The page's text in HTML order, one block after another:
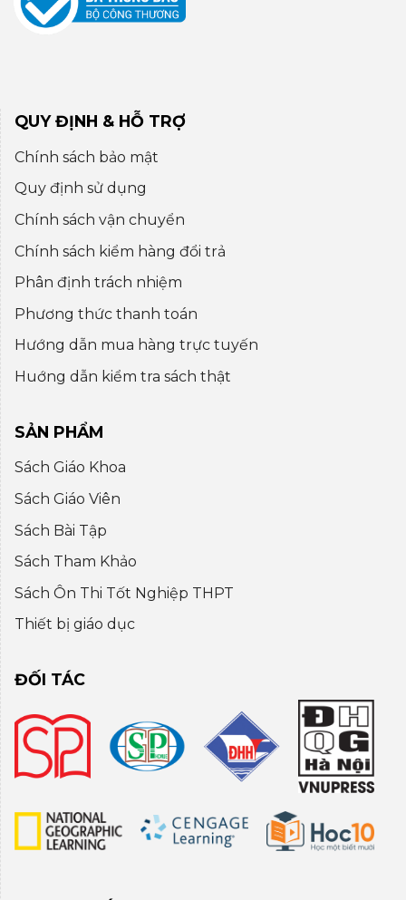
QUY ĐỊNH & HỖ TRỢ
Chính sách bảo mật
Quy định sử dụng
Chính sách vận chuyển
Chính sách kiểm hàng đổi trả
Phân định trách nhiệm
Phương thức thanh toán
Hướng dẫn mua hàng trực tuyến
Huớng dẫn kiểm tra sách thật
SẢN PHẨM
Sách Giáo Khoa
Sách Giáo Viên
Sách Bài Tập
Sách Tham Khảo
Sách Ôn Thi Tốt Nghiệp THPT
Thiết bị giáo dục
ĐỐI TÁC